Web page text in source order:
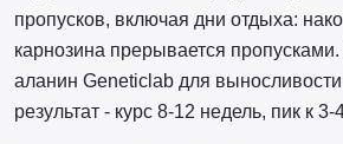
пропусков, включая дни отдыха:
карнозина прерывается пропусками.
аланин Geneticlab для выносливости
результат - курс 8-12 недель, пик к 3-